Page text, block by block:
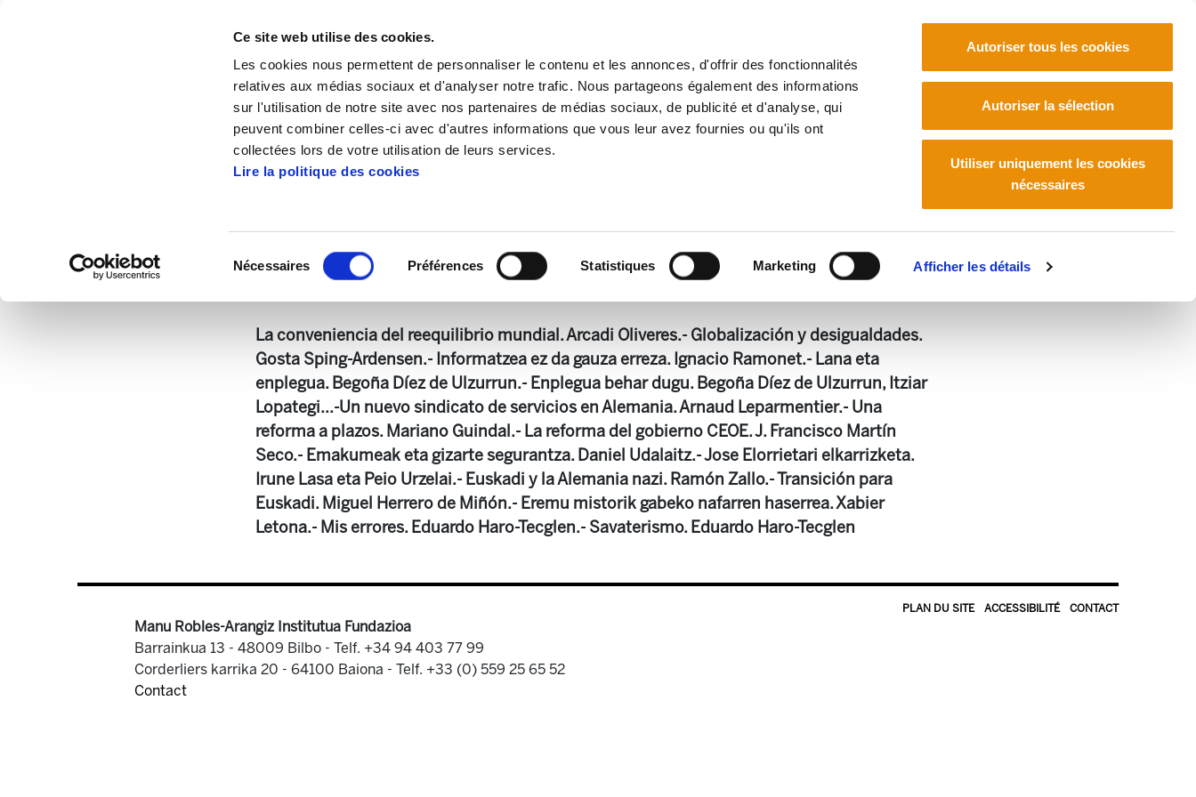
Ce site web utilise des cookies.
Les cookies nous permettent de personnaliser le contenu et les annonces, d'offrir des fonctionnalités
relatives aux médias sociaux et d'analyser notre trafic. Nous partageons également des informations
sur l'utilisation de notre site avec nos partenaires de médias sociaux, de publicité et d'analyse, qui
peuvent combiner celles-ci avec d'autres informations que vous leur avez fournies ou qu'ils ont
collectées lors de votre utilisation de leurs services.
Lire la politique des cookies
Nécessaires Préférences Statistiques Marketing Afficher les détails
Autoriser tous les cookies
Autoriser la sélection
Utiliser uniquement les cookies
nécessaires
Publications Lan mundurako Gaiak Lan Mundarako Gaiak 28
Gaiak28-Reformas.pdf
La conveniencia del reequilibrio mundial. Arcadi Oliveres.- Globalización y desigualdades.
Gosta Sping-Ardensen.- Informatzea ez da gauza erreza. Ignacio Ramonet.- Lana eta
enplegua. Begoña Díez de Ulzurrun.- Enplegua behar dugu. Begoña Díez de Ulzurrun, Itziar
Lopategi...-Un nuevo sindicato de servicios en Alemania. Arnaud Leparmentier.- Una
reforma a plazos. Mariano Guindal.- La reforma del gobierno CEOE. J. Francisco Martín
Seco.- Emakumeak eta gizarte segurantza. Daniel Udalaitz.- Jose Elorrietari elkarrizketa.
Irune Lasa eta Peio Urzelai.- Euskadi y la Alemania nazi. Ramón Zallo.- Transición para
Euskadi. Miguel Herrero de Miñón.- Eremu mistorik gabeko nafarren haserrea. Xabier
Letona.- Mis errores. Eduardo Haro-Tecglen.- Savaterismo. Eduardo Haro-Tecglen
PLAN DU SITE ACCESSIBILITÉ CONTACT
Manu Robles-Arangiz Institutua Fundazioa
Barrainkua 13 - 48009 Bilbo - Telf. +34 94 403 77 99
Corderliers karrika 20 - 64100 Baiona - Telf. +33 (0) 559 25 65 52
Contact